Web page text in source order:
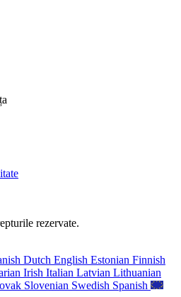
rezervate.
Dutch English Estonian Finnish
Irish Italian Latvian Lithuanian
Slovenian Swedish Spanish